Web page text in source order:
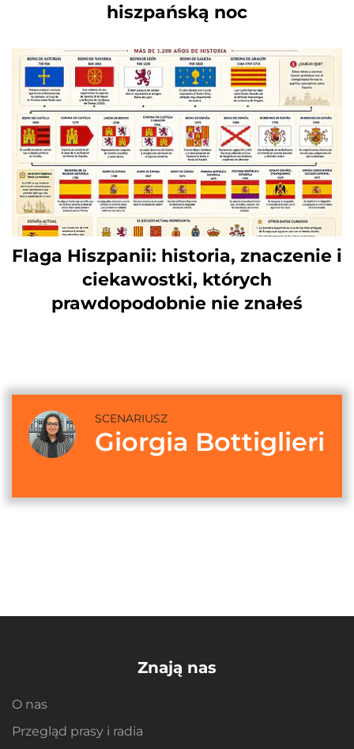
hiszpańską noc
Flaga Hiszpanii: historia, znaczenie i
ciekawostki, których
prawdopodobnie nie znałeś
SCENARIUSZ
Giorgia Bottiglieri
Znają nas
O nas
Przegląd prasy i radia